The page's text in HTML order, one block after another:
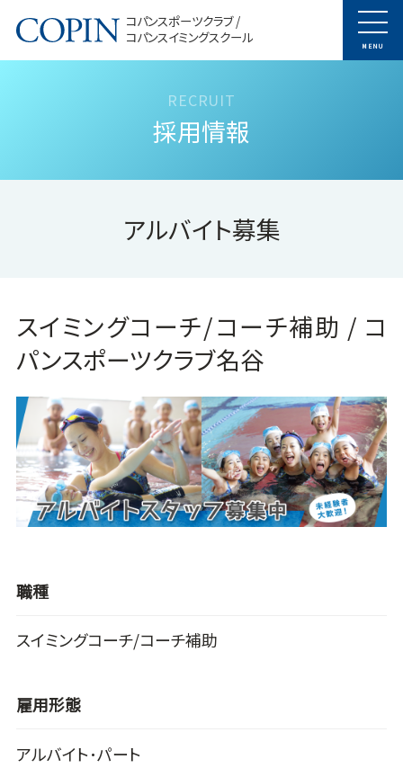
コパンスポーツクラブ /
コパンスイミングスクール
MENU
採用情報
アルバイト募集
スイミングコーチ/コーチ補助 / コ
パンスポーツクラブ名谷
職種
スイミングコーチ/コーチ補助
雇用形態
アルバイト･パート